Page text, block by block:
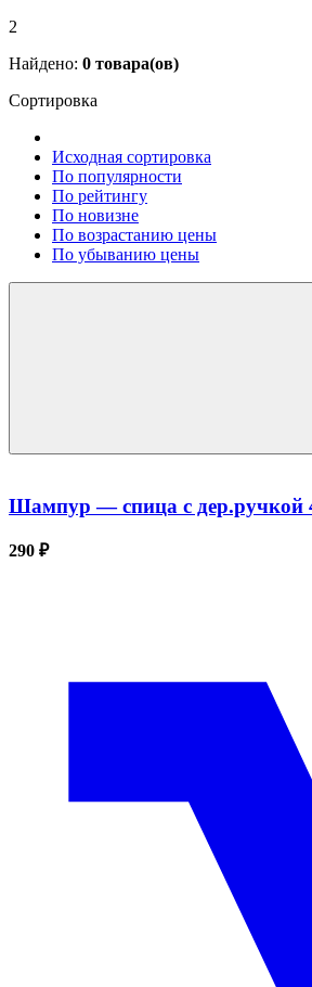
2
Найдено: 0 товара(ов)
Сортировка
Исходная сортировка
По популярности
По рейтингу
По новизне
По возрастанию цены
По убыванию цены
Шампур — спица с дер.ручкой
290 ₽